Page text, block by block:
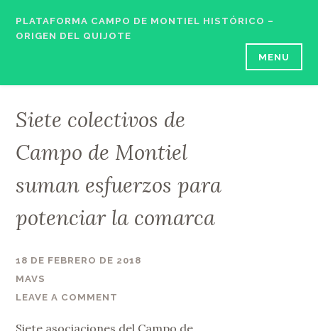
content
PLATAFORMA CAMPO DE MONTIEL HISTÓRICO –
ORIGEN DEL QUIJOTE
MENU
Siete colectivos de
Campo de Montiel
suman esfuerzos para
potenciar la comarca
18 DE FEBRERO DE 2018
MAVS
LEAVE A COMMENT